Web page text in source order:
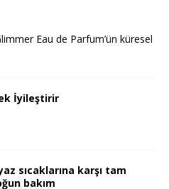
Eau de Parfum’ün küresel
İyileştirir
sıcaklarına karşı tam
bakım